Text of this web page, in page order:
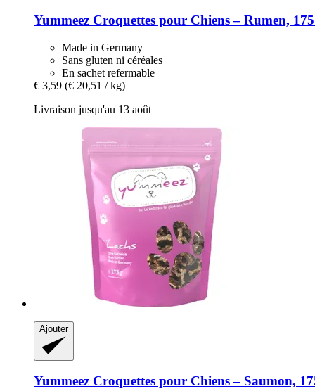
Yummeez Croquettes pour Chiens – Rumen,
Made in Germany
Sans gluten ni céréales
En sachet refermable
€ 3,59 (€ 20,51 / kg)
Livraison jusqu'au 13 août
Ajouter
Yummeez Croquettes pour Chiens – Saumon,